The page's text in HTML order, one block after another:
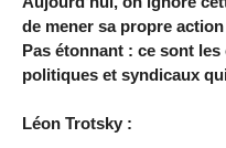
de mener sa propre
Pas étonnant : ce sont
politiques et syndicaux
Léon Trotsky :